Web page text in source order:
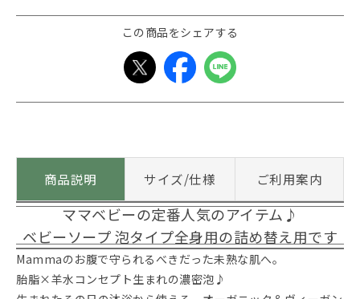
この商品をシェアする
商品説明 サイズ/仕様 ご利用案内
ママベビーの定番人気のアイテム♪
ベビーソープ 泡タイプ全身用の詰め替え用です
Mammaのお腹で守られるべきだった未熟な肌へ。
胎脂×羊水コンセプト生まれの濃密泡♪